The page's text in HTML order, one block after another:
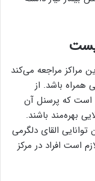
مراکز مراجعه می‌کند
باشد. از
است که پرسنل آن
بهره‌مند باشند.
القای دلگرمی
است افراد در مرکز